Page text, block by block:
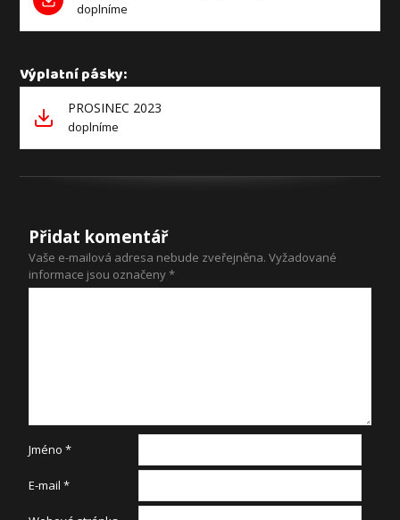
doplníme
Výplatní pásky:
PROSINEC 2023
doplníme
Přidat komentář
Vaše e-mailová adresa nebude zveřejněna. Vyžadované
informace jsou označeny*
Jméno*
E-mail*